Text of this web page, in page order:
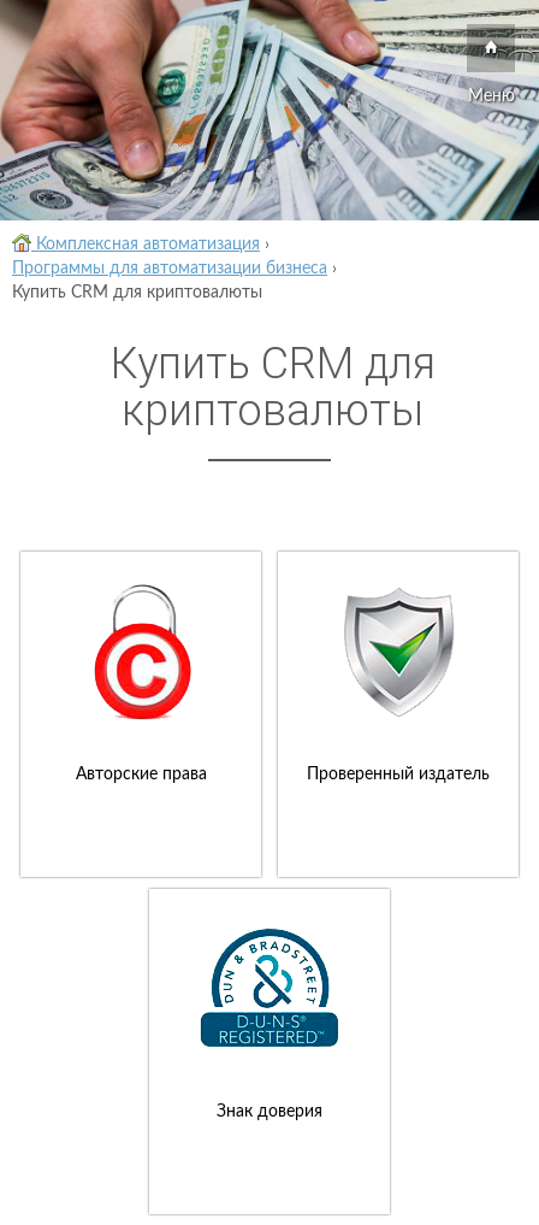
Меню
Комплексная автоматизация ›
Программы для автоматизации бизнеса ›
Купить CRM для криптовалюты
Купить CRM для
криптовалюты
Авторские права Проверенный издатель
Знак доверия